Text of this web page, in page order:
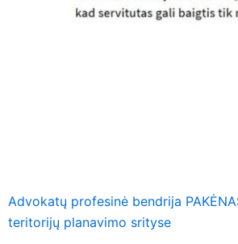
Advokatų profesinė bendrija
teritorijų planavimo srityse